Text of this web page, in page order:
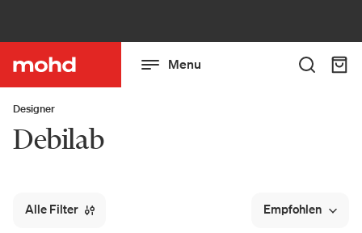
Menu
Designer
Debilab
Alle Filter Empfohlen